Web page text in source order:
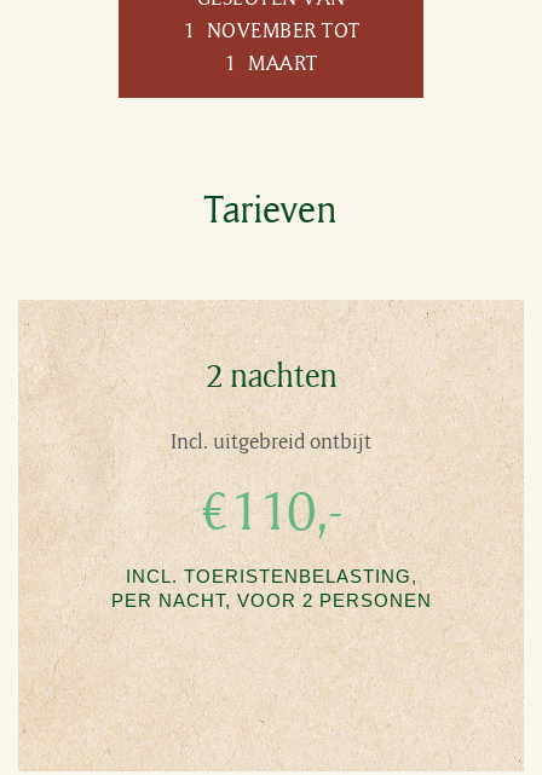
1 NOVEMBER TOT
1 MAART
Tarieven
2 nachten
Incl. uitgebreid ontbijt
€110,-
INCL. TOERISTEN­BELASTING,
PER NACHT, VOOR 2 PERSONEN